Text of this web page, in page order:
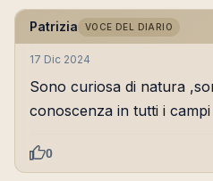
Patrizia VOCE DEL DIARIO
17 Dic 2024
Sono curiosa di natura
conoscenza in tutti i campi
0